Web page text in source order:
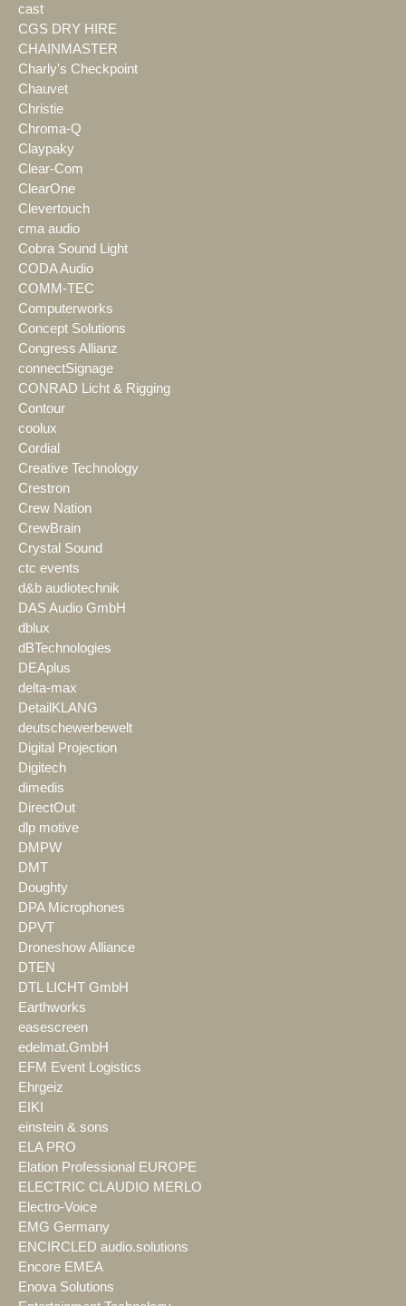
cast
CGS DRY HIRE
CHAINMASTER
Charly's Checkpoint
Chauvet
Christie
Chroma-Q
Claypaky
Clear-Com
ClearOne
Clevertouch
cma audio
Cobra Sound Light
CODA Audio
COMM-TEC
Computerworks
Concept Solutions
Congress Allianz
connectSignage
CONRAD Licht & Rigging
Contour
coolux
Cordial
Creative Technology
Crestron
Crew Nation
CrewBrain
Crystal Sound
ctc events
d&b audiotechnik
DAS Audio GmbH
dblux
dBTechnologies
DEAplus
delta-max
DetailKLANG
deutschewerbewelt
Digital Projection
Digitech
dimedis
DirectOut
dlp motive
DMPW
DMT
Doughty
DPA Microphones
DPVT
Droneshow Alliance
DTEN
DTL LICHT GmbH
Earthworks
easescreen
edelmat.GmbH
EFM Event Logistics
Ehrgeiz
EIKI
einstein & sons
ELA PRO
Elation Professional EUROPE
ELECTRIC CLAUDIO MERLO
Electro-Voice
EMG Germany
ENCIRCLED audio.solutions
Encore EMEA
Enova Solutions